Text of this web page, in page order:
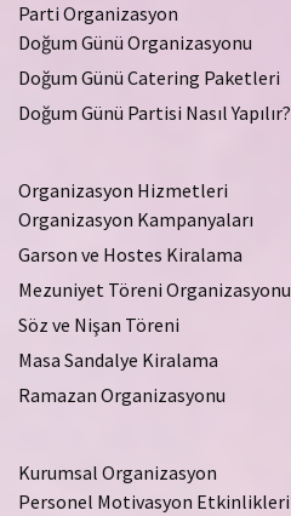
Parti Organizasyon
Doğum Günü Organizasyonu
Doğum Günü Catering Paketleri
Doğum Günü Partisi Nasıl Yapılır?
Organizasyon Hizmetleri
Organizasyon Kampanyaları
Garson ve Hostes Kiralama
Mezuniyet Töreni Organizasyonu
Söz ve Nişan Töreni
Masa Sandalye Kiralama
Ramazan Organizasyonu
Kurumsal Organizasyon
Personel Motivasyon Etkinlikleri